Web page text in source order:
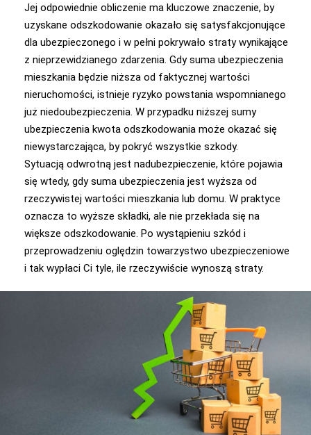
Jej odpowiednie obliczenie ma kluczowe znaczenie, by
uzyskane odszkodowanie okazało się satysfakcjonujące
dla ubezpieczonego i w pełni pokrywało straty wynikające
z nieprzewidzianego zdarzenia. Gdy suma ubezpieczenia
mieszkania będzie niższa od faktycznej wartości
nieruchomości, istnieje ryzyko powstania wspomnianego
już niedoubezpieczenia. W przypadku niższej sumy
ubezpieczenia kwota odszkodowania może okazać się
niewystarczająca, by pokryć wszystkie szkody.
Sytuacją odwrotną jest nadubezpieczenie, które pojawia
się wtedy, gdy suma ubezpieczenia jest wyższa od
rzeczywistej wartości mieszkania lub domu. W praktyce
oznacza to wyższe składki, ale nie przekłada się na
większe odszkodowanie. Po wystąpieniu szkód i
przeprowadzeniu oględzin towarzystwo ubezpieczeniowe
i tak wypłaci Ci tyle, ile rzeczywiście wynoszą straty.